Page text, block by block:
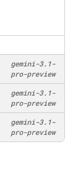
gemini-3. 1-
pro-preview
gemini-3. 1-
pro-preview
gemini-3. 1-
pro-preview